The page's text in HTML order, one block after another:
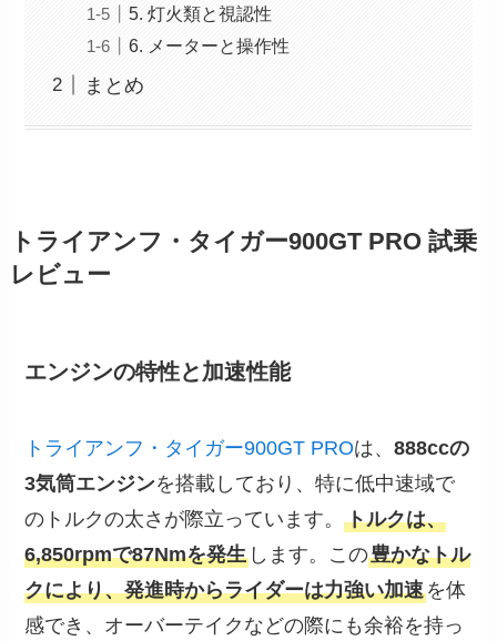
5. 灯火類と視認性
6. メーターと操作性
まとめ
トライアンフ・タイガー900GT PRO 試乗
レビュー
エンジンの特性と加速性能
トライアンフ・タイガー900GT PROは、888ccの
3気筒エンジンを搭載しており、特に低中速域で
のトルクの太さが際立っています。トルクは、
6,850rpmで87Nmを発生 します。この豊かなトル
クにより、発進時からライダーは力強い加速を体
感でき、オーバーテイクなどの際にも余裕を持っ